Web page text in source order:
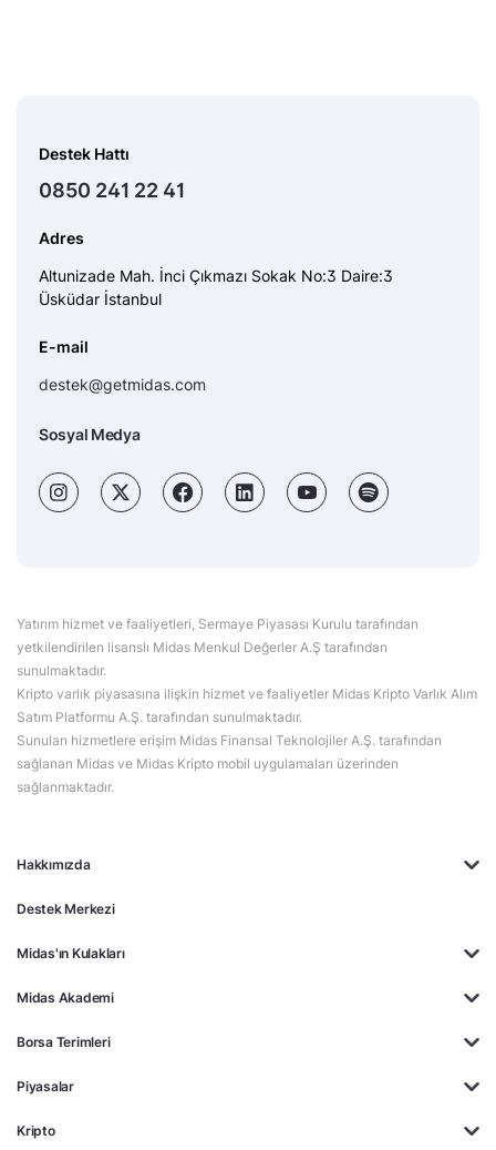
Hakkımızda
Destek Merkezi
Midas'ın Kulakları
Midas Akademi
Borsa Terimleri
Piyasalar
Kripto
Destek Hattı
0850 241 22 41
Adres
Altunizade Mah. İnci Çıkmazı Sokak No:3 Daire:3
Üsküdar İstanbul
E-mail
destek@getmidas.com
Sosyal Medya
Yatırım hizmet ve faaliyetleri, Sermaye Piyasası Kurulu tarafından
yetkilendirilen lisanslı Midas Menkul Değerler A.Ş tarafından
sunulmaktadır.
Kripto varlık piyasasına ilişkin hizmet ve faaliyetler Midas Kripto Varlık Alım
Satım Platformu A.Ş. tarafından sunulmaktadır.
Sunulan hizmetlere erişim Midas Finansal Teknolojiler A.Ş. tarafından
sağlanan Midas ve Midas Kripto mobil uygulamaları üzerinden
sağlanmaktadır.